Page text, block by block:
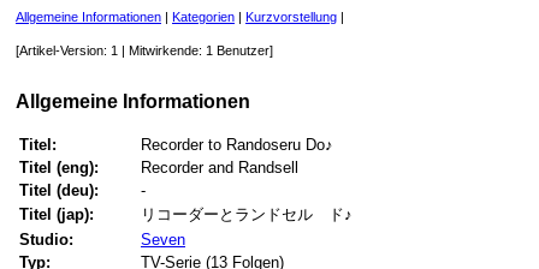
Allgemeine Informationen Kategorien Kurzvorstellung
[Artikel-Version: 1 | Mitwirkende: 1 Benutzer]
Allgemeine Informationen
Titel:
Recorder to Randoseru Do♪
Titel (eng):
Recorder and Randsell
Titel (deu):
-
Titel (jap):
リコーダーとランドセル ド♪
Studio:
Seven
Typ:
TV-Serie (13 Folgen)